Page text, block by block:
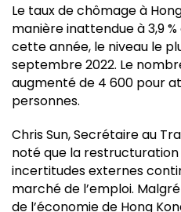
Le taux de chômage à
manière inattendue à 3,9
cette année, le niveau le
septembre 2022. Le
augmenté de 4 600 pour
personnes.
Chris Sun, Secrétaire au
noté que la
incertitudes externes
marché de l’emploi.
de l’économie de Hong